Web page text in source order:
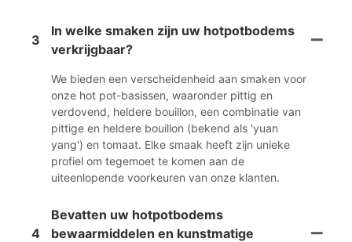
3
In welke smaken zijn uw hotpotbodems
verkrijgbaar?
We bieden een verscheidenheid aan smaken voor
onze hot pot-basissen, waaronder pittig en
verdovend, heldere bouillon, een combinatie van
pittige en heldere bouillon (bekend als 'yuan
yang') en tomaat. Elke smaak heeft zijn unieke
profiel om tegemoet te komen aan de
uiteenlopende voorkeuren van onze klanten.
4
Bevatten uw hotpotbodems
bewaarmiddelen en kunstmatige